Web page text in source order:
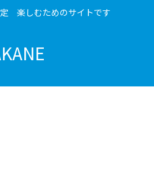
楽しむためのサイトです